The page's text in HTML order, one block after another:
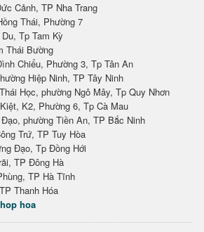
Cảnh, TP Nha Trang
Thái, Phường 7
Tp Tam Kỳ
Thái Bường
Chiểu, Phường 3, Tp Tân An
Hiệp Ninh, TP Tây Ninh
Học, phường Ngô Mây, Tp Quy Nhơn
K2, Phường 6, Tp Cà Mau
phường Tiền An, TP Bắc Ninh
Trứ, TP Tuy Hòa
Đạo, Tp Đồng Hới
TP Đông Hà
TP Hà Tĩnh
Thanh Hóa
hoa